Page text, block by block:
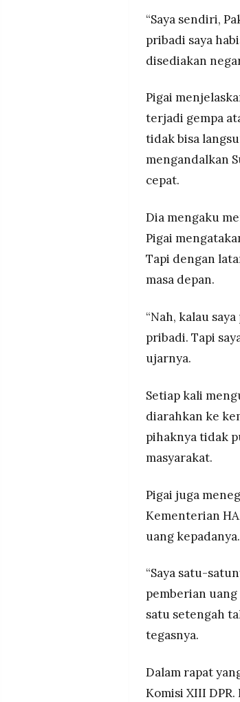
Dalam rapat
dengan
setengah
“Saya sendiri,
pribadi saya
disediakan
Pigai
terjadi gempa
tidak bisa
mengandalkan
cepat.
Dia mengaku
Pigai
Tapi dengan
masa depan.
“Nah, kalau
pribadi. Tapi
ujarnya.
Setiap kali
diarahkan ke
pihaknya tidak
masyarakat.
Pigai juga
Kementerian
uang kepadanya.
“Saya satu-
pemberian
satu setengah
tegasnya.
Dalam rapat
Komisi XIII